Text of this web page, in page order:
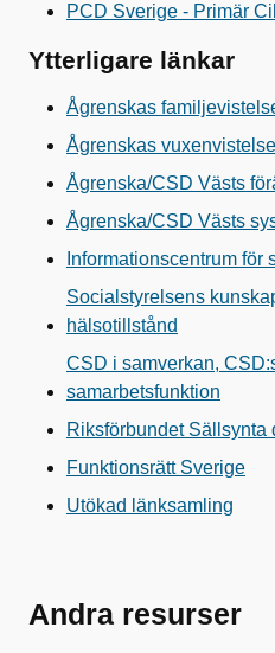
PCD Sverige - Primär
Ytterligare länkar
Ågrenskas
Ågrenskas
Ågrenska/CSD Västs
Ågrenska/CSD Västs
Informationscentrum för
Socialstyrelsens
hälsotillstånd
CSD i samverkan,
samarbetsfunktion
Riksförbundet Sällsynta
Funktionsrätt Sverige
Utökad länksamling
Andra resurser